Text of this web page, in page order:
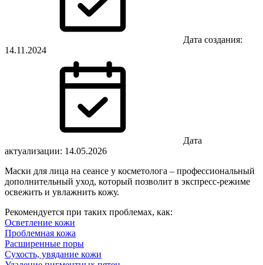
Дата создания:
14.11.2024
Дата
актуализации: 14.05.2026
Маски для лица на сеансе у косметолога – профессиональный
дополнительный уход, который позволит в экспресс-режиме
освежить и увлажнить кожу.
Рекомендуется при таких проблемах, как:
Осветление кожи
Проблемная кожа
Расширенные поры
Сухость, увядание кожи